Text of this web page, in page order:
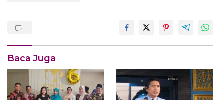
Baca Juga